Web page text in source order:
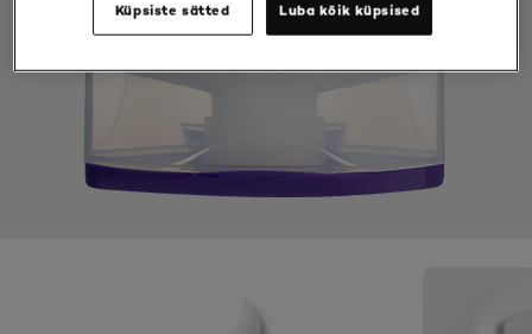
Küpsiste sätted Luba kõik küpsised